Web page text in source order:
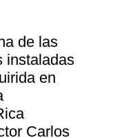
de las
instaladas
en
Carlos